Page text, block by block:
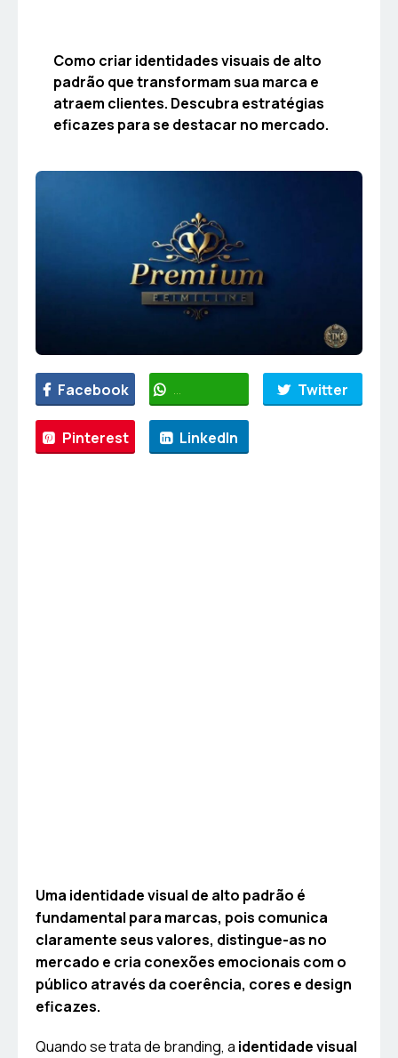
Como criar identidades visuais de alto
padrão que transformam sua marca e
atraem clientes. Descubra estratégias
eficazes para se destacar no mercado.
Facebook WhatsApp Twitter
Pinterest LinkedIn
Uma identidade visual de alto padrão é
fundamental para marcas, pois comunica
claramente seus valores, distingue-as no
mercado e cria conexões emocionais com o
público através da coerência, cores e design
eficazes.
Quando se trata de branding, a identidade visual